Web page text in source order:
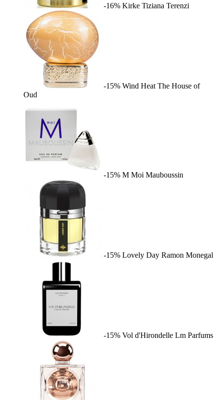
-16% Kirke Tiziana Terenzi
-15% Wind Heat The House of
Oud
-15% M Moi Mauboussin
-15% Lovely Day Ramon Monegal
-15% Vol d'Hirondelle Lm Parfums